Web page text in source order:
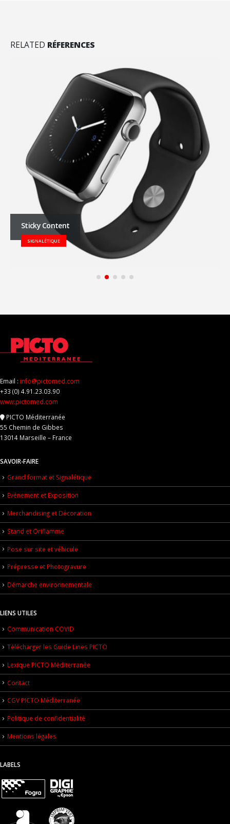
RELATED RÉFERENCES
Sticky Content
SIGNALÉTIQUE
Email : info@pictomed.com
+33 (0) 4.91.23.03.90
www.pictomed.com
PICTO Méditerranée
55 Chemin de Gibbes
13014 Marseille – France
SAVOIR-FAIRE
Grand format et Signalétique
Evénement et Exposition
Merchandising et Décoration
Stand et Oriflamme
Pose sur site et véhicule
Prépresse et Photogravure
Démarche environnementale
LIENS UTILES
Communication COVID
Télécharger les Guide Lines PICTO
Lexique PICTO Méditerranée
Contact
CGV PICTO Méditerranée
Politique de confidentialité
Mentions légales
LABELS